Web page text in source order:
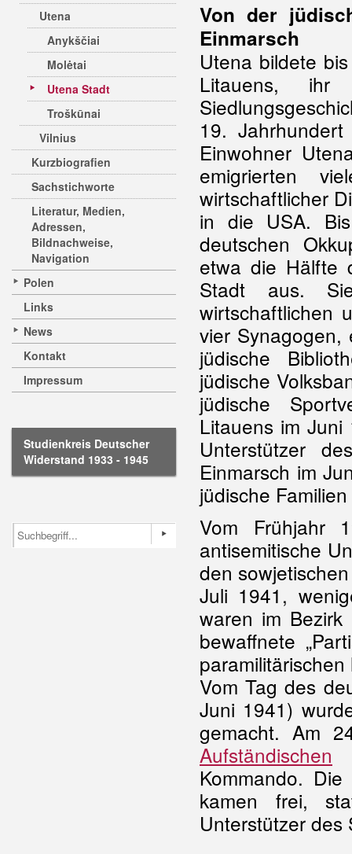
Utena
Anykščiai
Molėtai
Utena Stadt
Troškūnai
Vilnius
Kurzbiografien
Sachstichworte
Literatur, Medien,
Adressen,
Bildnachweise,
Navigation
Polen
Links
News
Kontakt
Impressum
Studienkreis Deutscher
Widerstand 1933 - 1945
Von der
Einmarsch
Utena bildete
Litauens,
19.
Einwohner
emigrierten
wirtschaftlicher
in die USA.
deutschen
etwa die Hälfte
Stadt aus.
wirtschaftlichen
vier Synagogen,
jüdische
jüdische
jüdische
Litauens im
Unterstützer
Einmarsch im
jüdische
Vom Frühjahr
antisemitische
den
Juli 1941,
waren im
bewaffnete
Vom Tag des
Juni 1941)
gemacht. Am
Aufständischen
Kommando.
kamen frei,
Unterstützer des